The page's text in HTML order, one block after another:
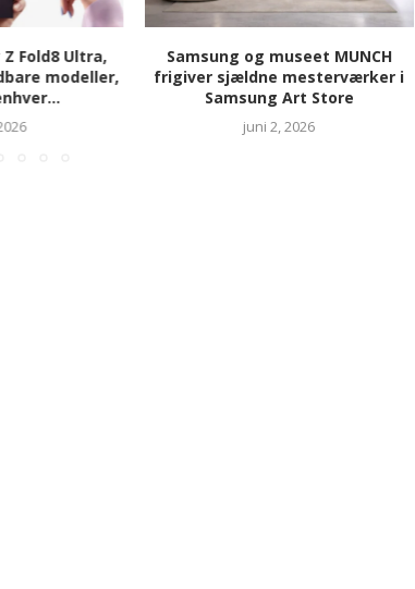
Fold8 Ultra,
modeller,
Samsung og museet MUNCH
frigiver sjældne mesterværker i
Samsung Art Store
juni 2, 2026